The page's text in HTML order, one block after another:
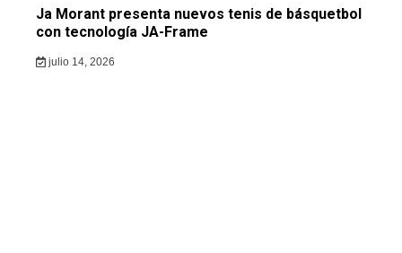
Ja Morant presenta nuevos tenis de básquetbol
con tecnología JA-Frame
julio 14, 2026